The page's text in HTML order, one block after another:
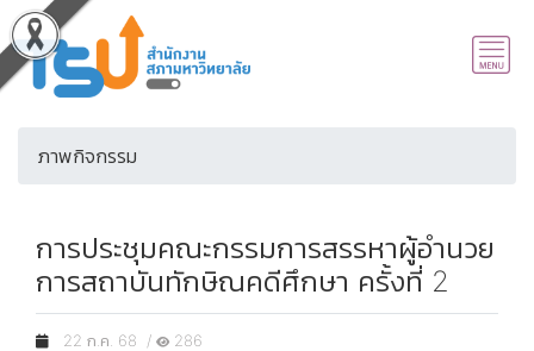
ภาพกิจกรรม
การประชุมคณะกรรมการสรรหาผู้อำนวย
การสถาบันทักษิณคดีศึกษา ครั้งที่ 2
22 ก.ค. 68 / 286